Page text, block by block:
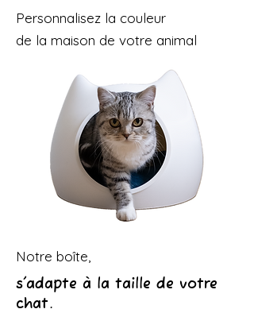
Personnalisez la couleur
de la maison de votre animal
Notre boîte,
s'adapte à la taille de votre
chat.